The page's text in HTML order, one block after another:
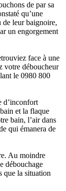
de par sa
qu’une
de leur baignoire,
un engorgement
face à une
votre déboucheur
le 0980 800
d’inconfort
et la flaque
bain, l’air dans
qui émanera de
Au moindre
débouchage
que la situation